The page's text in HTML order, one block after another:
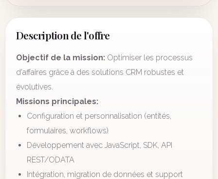
Description de l'offre
Objectif de la mission: Optimiser les processus
d'affaires grâce à des solutions CRM robustes et
évolutives.
Missions principales:
Configuration et personnalisation (entités,
formulaires, workflows)
Développement avec JavaScript, SDK, API
REST/ODATA
Intégration, migration de données et support